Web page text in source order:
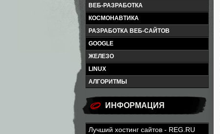
ВЕБ-РАЗРАБОТКА
КОСМОНАВТИКА
РАЗРАБОТКА ВЕБ-САЙТОВ
GOOGLE
ЖЕЛЕЗО
LINUX
АЛГОРИТМЫ
ИНФОРМАЦИЯ
Лучший хостинг сайтов - REG.RU